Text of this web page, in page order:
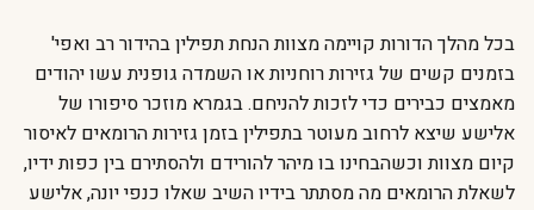
בכל מהלך הדורות קויימה מצוות הנחת תפילין בהידור רב ואפי'
בזמנים קשים של גזירות רוחניות או השמדה גופנית עשו יהודים
מאמצים כבירים כדי לזכות להניחם. בגמרא מוזכר סיפורו של
אלישע שיצא לרחוב מעוטר בתפילין בזמן גזירות הרומאים לאיסור
קיום מצוות וכשהבחינו בו מיהר להורידם ולהסתירם בין כפות ידיו,
לשאלת הרומאים מה מסתתר בידיו השיב שאלו כנפי יונה, אלישע